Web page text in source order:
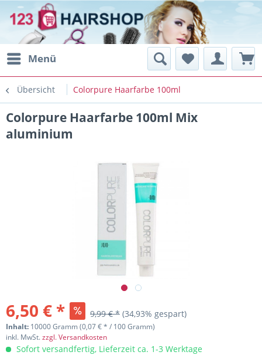
Menü
Übersicht Colorpure Haarfarbe 100ml
Colorpure Haarfarbe 100ml Mix
aluminium
6,50 € * 9,99 € * (34,93% gespart)
Inhalt: 10000 Gramm (0,07 € * / 100 Gramm)
inkl. MwSt.zzgl. Versandkosten
Sofort versandfertig, Lieferzeit ca. 1-3 Werktage